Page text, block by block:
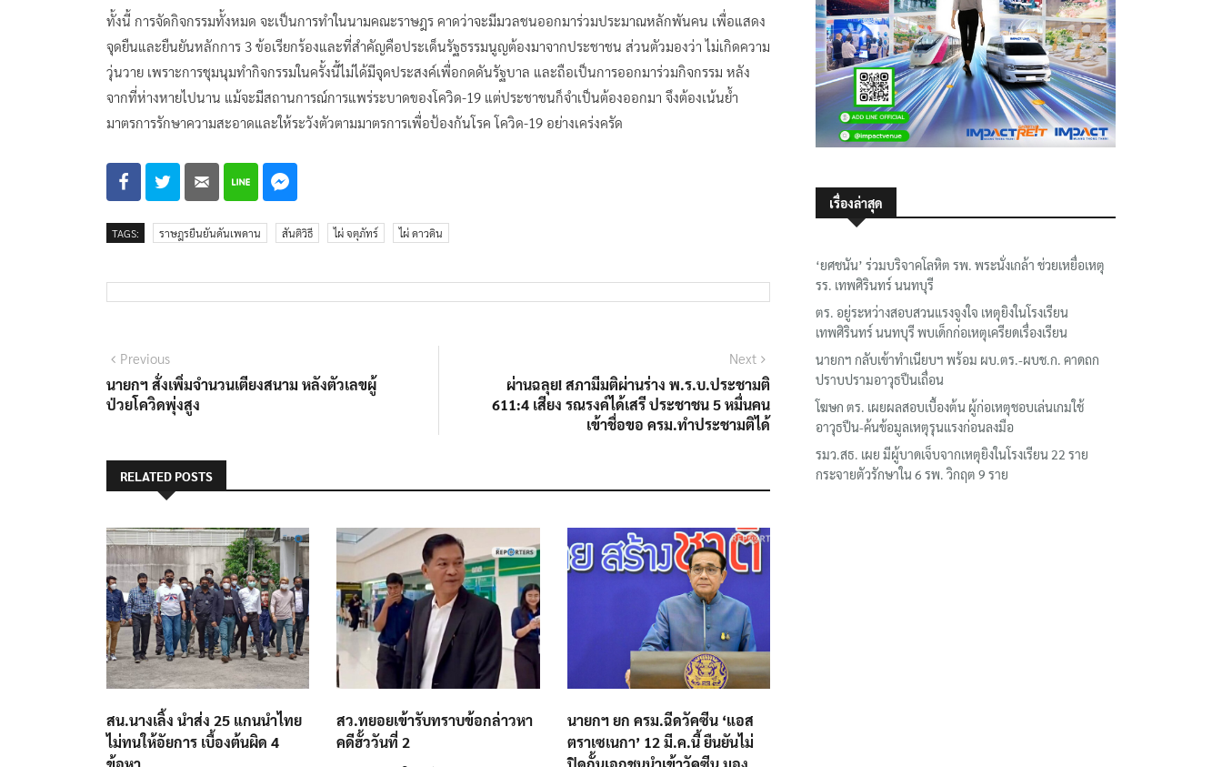
ทั้งนี้ การจัดกิจกรรมทั้งหมด จะเป็นการทำในนามคณะราษฎร คาดว่าจะมีมวลชนออกมาร่วมประมาณหลักพันคน เพื่อแสดง
จุดยืนและยืนยันหลักการ 3 ข้อเรียกร้องและที่สำคัญคือประเด็นรัฐธรรมนูญต้องมาจากประชาชน ส่วนตัวมองว่า ไม่เกิดความ
วุ่นวาย เพราะการชุมนุมทำกิจกรรมในครั้งนี้ไม่ได้มีจุดประสงค์เพื่อกดดันรัฐบาล และถือเป็นการออกมาร่วมกิจกรรม หลัง
จากที่ห่างหายไปนาน แม้จะมีสถานการณ์การแพร่ระบาดของโควิด-19 แต่ประชาชนก็จำเป็นต้องออกมา จึงต้องเน้นย้ำ
มาตรการรักษาความสะอาดและให้ระวังตัวตามมาตรการเพื่อป้องกันโรค โควิด-19 อย่างเคร่งครัด
TAGS: ราษฎรยืนยันดันเพดาน สันติวิธี ไผ่ จตุภัทร์ ไผ่ ดาวดิน
แนะแนว
เรื่อง
PreviousPrevious
post:
นายกฯ สั่งเพิ่มจำนวนเตียงสนาม หลังตัวเลขผู้
ป่วยโควิดพุ่งสูง
Next
ผ่านฉลุย! สภามีมติผ่านร่าง พ.ร.บ.ประชามติ
611:4 เสียง รณรงค์ได้เสรี ประชาชน 5 หมื่นคน
เข้าชื่อขอ ครม.ทำประชามติได้
RELATED POSTS
สน.นางเลิ้ง นำส่ง 25 แกนนำไทย
ไม่ทนให้อัยการ เบื้องต้นผิด 4
สว.ทยอยเข้ารับทราบข้อกล่าวหา
คดีฮั้ววันที่ 2
นายกฯ ยก ครม.ฉีดวัคซีน ‘แอส
ตราเซเนกา’ 12 มี.ค.นี้ ยืนยันไม่
เรื่องล่าสุด
‘ยศชนัน’ ร่วมบริจาคโลหิต รพ. พระนั่งเกล้า ช่วยเหยื่อเหตุ
รร. เทพศิรินทร์ นนทบุรี
ตร. อยู่ระหว่างสอบสวนแรงจูงใจ เหตุยิงในโรงเรียน
เทพศิรินทร์ นนทบุรี พบเด็กก่อเหตุเครียดเรื่องเรียน
นายกฯ กลับเข้าทำเนียบฯ พร้อม ผบ.ตร.-ผบช.ก. คาดถก
ปราบปรามอาวุธปืนเถื่อน
โฆษก ตร. เผยผลสอบเบื้องต้น ผู้ก่อเหตุชอบเล่นเกมใช้
อาวุธปืน-ค้นข้อมูลเหตุรุนแรงก่อนลงมือ
รมว.สธ. เผย มีผู้บาดเจ็บจากเหตุยิงในโรงเรียน 22 ราย
กระจายตัวรักษาใน 6 รพ. วิกฤต 9 ราย